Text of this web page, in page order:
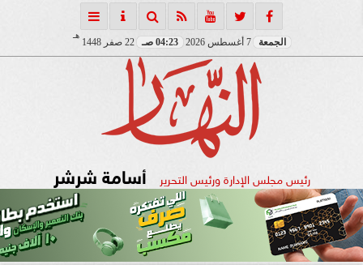
الجمعة 7 أغسطس 2026 04:23 صـ 22 صفر 1448
هـ
رئيس مجلس الإدارة ورئيس التحرير أسامة شرشر